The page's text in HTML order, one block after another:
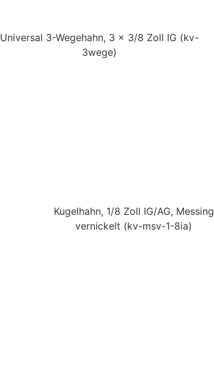
Universal 3-Wegehahn, 3 x 3/8 Zoll IG (kv-
3wege)
Kugelhahn, 1/8 Zoll IG/AG, Messing
vernickelt (kv-msv-1-8ia)